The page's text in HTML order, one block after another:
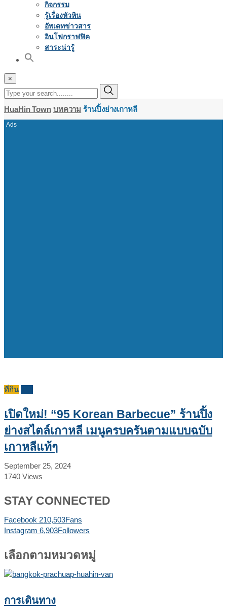
กิจกรรม
รู้เรื่องหัวหิน
อัพเดทข่าวสาร
อินโฟกราฟฟิค
สาระน่ารู้
×
HuaHin Town บทความ ร้านปิ้งย่างเกาหลี
ที่กิน
เปิดใหม่! “95 Korean Barbecue” ร้านปิ้ง
ย่างสไตล์เกาหลี เมนูครบครันตามแบบฉบับ
เกาหลีแท้ๆ
September 25, 2024
1740 Views
STAY CONNECTED
Facebook 210,503Fans
Instagram 6,903Followers
เลือกตามหมวดหมู่
การเดินทาง